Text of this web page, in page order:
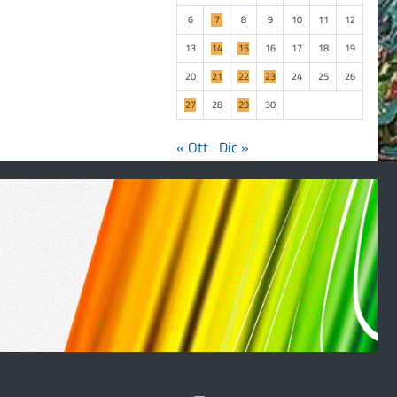
6
7 8 9 10 11
12
13
14 15 16 17 18
19
20
21 22 23 24 25
26
27
28 29 30
« Ott Dic »